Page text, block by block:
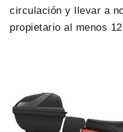
circulación y llevar a
propietario al menos